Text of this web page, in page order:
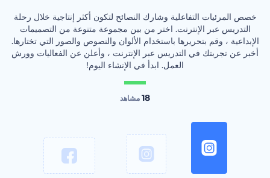
خصص المرئيات التفاعلية وشارك النصائح لتكون أكثر إنتاجية خلال رحلة
التدريس عبر الإنترنت. اختر من بين مجموعة متنوعة من التصميمات
الإبداعية ، وقم بتحريرها باستخدام الألوان والنصوص والصور التي تختارها.
أخبر عن تجربتك في التدريس عبر الإنترنت ، وأعلن عن الفعاليات وورش
العمل. ابدأ في الإنشاء اليوم!
18 مشاهد